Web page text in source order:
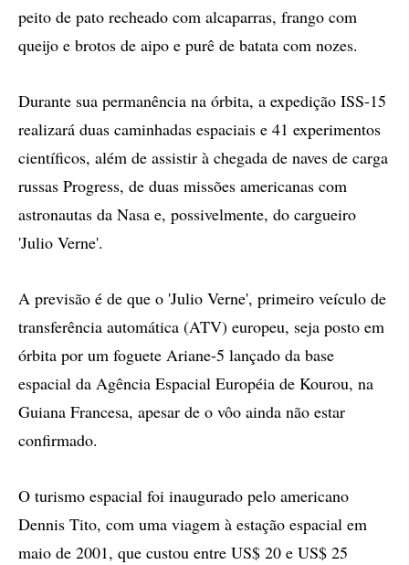
peito de pato recheado com alcaparras, frango com
queijo e brotos de aipo e purê de batata com nozes.
Durante sua permanência na órbita, a expedição ISS-15
realizará duas caminhadas espaciais e 41 experimentos
científicos, além de assistir à chegada de naves de carga
russas Progress, de duas missões americanas com
astronautas da Nasa e, possivelmente, do cargueiro
'Julio Verne'.
A previsão é de que o 'Julio Verne', primeiro veículo de
transferência automática (ATV) europeu, seja posto em
órbita por um foguete Ariane-5 lançado da base
espacial da Agência Espacial Européia de Kourou, na
Guiana Francesa, apesar de o vôo ainda não estar
confirmado.
O turismo espacial foi inaugurado pelo americano
Dennis Tito, com uma viagem à estação espacial em
maio de 2001, que custou entre US$ 20 e US$ 25